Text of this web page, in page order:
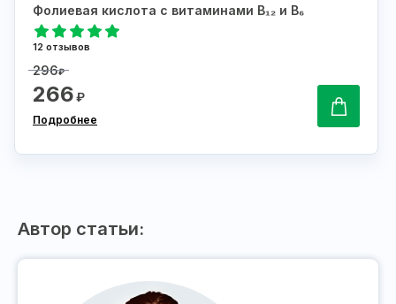
Фолиевая кислота с витаминами В₁₂ и В₆
12 отзывов
296₽
266₽
Подробнее
Автор статьи: